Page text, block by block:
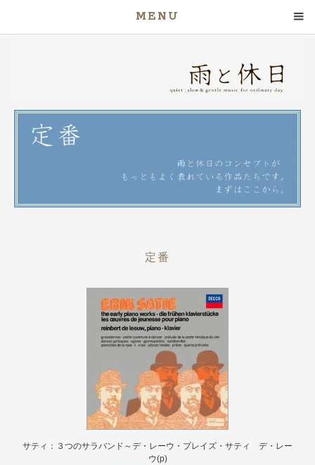
MENU
定番
サティ：３つのサラバンド～デ・レーウ・プレイズ・サティ デ・レー
ウ(p)